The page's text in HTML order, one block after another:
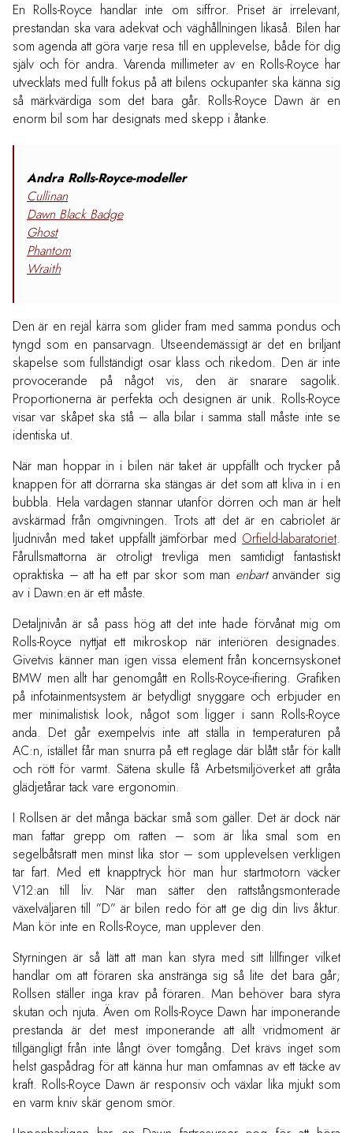
En Rolls-Royce handlar inte om siffror. Priset är irrelevant,
prestandan ska vara adekvat och väghållningen likaså. Bilen har
som agenda att göra varje resa till en upplevelse, både för dig
själv och för andra. Varenda millimeter av en Rolls-Royce har
utvecklats med fullt fokus på att bilens ockupanter ska känna sig
så märkvärdiga som det bara går. Rolls-Royce Dawn är en
enorm bil som har designats med skepp i åtanke.
Andra Rolls-Royce-modeller
Cullinan
Dawn Black Badge
Ghost
Phantom
Wraith
Den är en rejäl kärra som glider fram med samma pondus och
tyngd som en pansarvagn. Utseendemässigt är det en briljant
skapelse som fullständigt osar klass och rikedom. Den är inte
provocerande på något vis, den är snarare sagolik.
Proportionerna är perfekta och designen är unik. Rolls-Royce
visar var skåpet ska stå – alla bilar i samma stall måste inte se
identiska ut.
När man hoppar in i bilen när taket är uppfällt och trycker på
knappen för att dörrarna ska stängas är det som att kliva in i en
bubbla. Hela vardagen stannar utanför dörren och man är helt
avskärmad från omgivningen. Trots att det är en cabriolet är
ljudnivån med taket uppfällt jämförbar med Orfield-labaratoriet.
Fårullsmattorna är otroligt trevliga men samtidigt fantastiskt
opraktiska – att ha ett par skor som man enbartanvänder sig
av i Dawn:en är ett måste.
Detaljnivån är så pass hög att det inte hade förvånat mig om
Rolls-Royce nyttjat ett mikroskop när interiören designades.
Givetvis känner man igen vissa element från koncernsyskonet
BMW men allt har genomgått en Rolls-Royce-ifiering. Grafiken
på infotainmentsystem är betydligt snyggare och erbjuder en
mer minimalistisk look, något som ligger i sann Rolls-Royce
anda. Det går exempelvis inte att ställa in temperaturen på
AC:n, istället får man snurra på ett reglage där blått står för kallt
och rött för varmt. Sätena skulle få Arbetsmiljöverket att gråta
glädjetårar tack vare ergonomin.
I Rollsen är det många bäckar små som gäller. Det är dock när
man fattar grepp om ratten – som är lika smal som en
segelbåtsratt men minst lika stor – som upplevelsen verkligen
tar fart. Med ett knapptryck hör man hur startmotorn väcker
V12:an till liv. När man sätter den rattstångsmonterade
växelväljaren till ”D” är bilen redo för att ge dig din livs åktur.
Man kör inte en Rolls-Royce, man upplever den.
Styrningen är så lätt att man kan styra med sitt lillfinger vilket
handlar om att föraren ska anstränga sig så lite det bara går;
Rollsen ställer inga krav på föraren. Man behöver bara styra
skutan och njuta. Även om Rolls-Royce Dawn har imponerande
prestanda är det mest imponerande att allt vridmoment är
tillgängligt från inte långt över tomgång. Det krävs inget som
helst gaspådrag för att känna hur man omfamnas av ett täcke av
kraft. Rolls-Royce Dawn är responsiv och växlar lika mjukt som
en varm kniv skär genom smör.